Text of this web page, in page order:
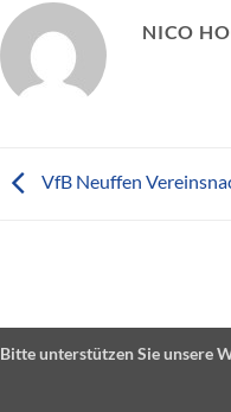
NICO
VfB Neuffen
Bitte unterstützen Sie unsere